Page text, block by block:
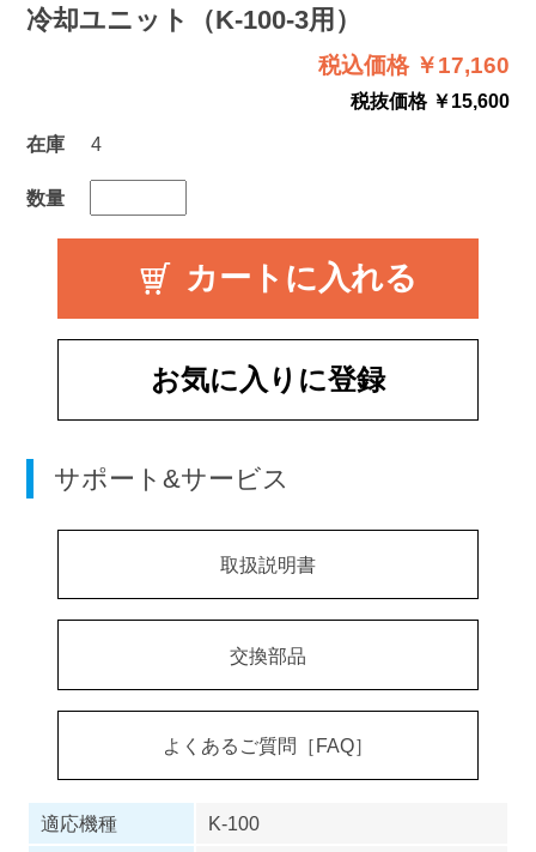
冷却ユニット（K-100-3用）
税込価格 ￥17,160
税抜価格 ￥15,600
在庫
4
数量
お気に入りに登録
サポート&サービス
取扱説明書
交換部品
よくあるご質問［FAQ］
適応機種
K-100